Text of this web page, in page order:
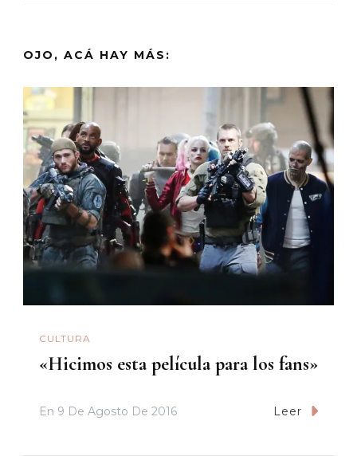
OJO, ACÁ HAY MÁS:
CULTURA
«Hicimos esta película para los fans»
En 9 De Agosto De 2016 Leer